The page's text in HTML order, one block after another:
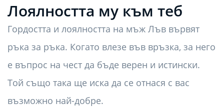
Лоялността му към теб
Гордостта и лоялността на мъж Лъв вървят
ръка за ръка. Когато влезе във връзка, за него
е въпрос на чест да бъде верен и истински.
Той също така ще иска да се отнася с вас
възможно най-добре.